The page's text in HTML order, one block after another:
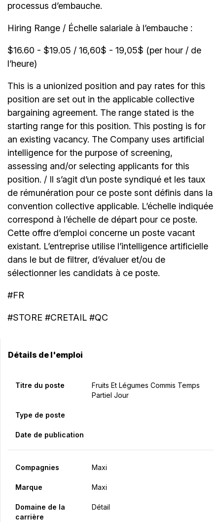
processus d’embauche.
Hiring Range / Échelle salariale à l’embauche :
$16.60 - $19.05 / 16,60$ - 19,05$ (per hour / de
l’heure)
This is a unionized position and pay rates for this
position are set out in the applicable collective
bargaining agreement. The range stated is the
starting range for this position. This posting is for
an existing vacancy. The Company uses artificial
intelligence for the purpose of screening,
assessing and/or selecting applicants for this
position. / Il s’agit d’un poste syndiqué et les taux
de rémunération pour ce poste sont définis dans la
convention collective applicable. L’échelle indiquée
correspond à l’échelle de départ pour ce poste.
Cette offre d’emploi concerne un poste vacant
existant. L’entreprise utilise l’intelligence artificielle
dans le but de filtrer, d’évaluer et/ou de
sélectionner les candidats à ce poste.
#FR
#STORE #CRETAIL #QC
Détails de l'emploi
Titre du poste
Fruits Et Légumes Commis Temps
Partiel Jour
Type de poste
Date de publication
Compagnies Maxi
Marque Maxi
Domaine de la
carrière
Détail